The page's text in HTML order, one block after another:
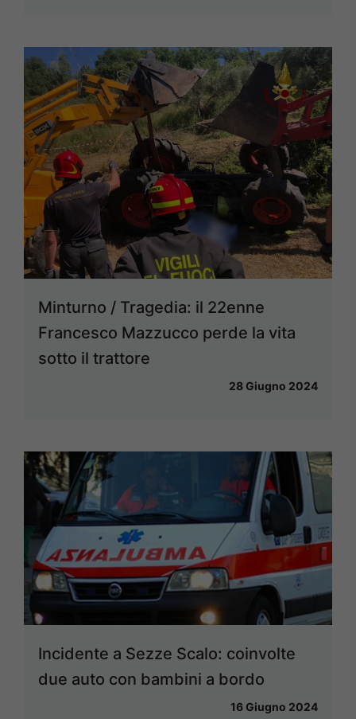
Minturno / Tragedia: il 22enne
Francesco Mazzucco perde la vita
sotto il trattore
28 Giugno 2024
Incidente a Sezze Scalo: coinvolte
due auto con bambini a bordo
16 Giugno 2024